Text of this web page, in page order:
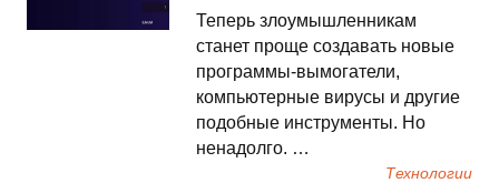
Теперь злоумышленникам
станет проще создавать новые
программы-вымогатели,
компьютерные вирусы и другие
подобные инструменты. Но
ненадолго. …
Технологии